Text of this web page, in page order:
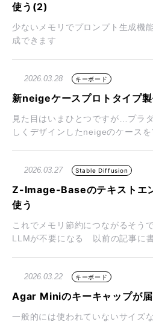
使う(2)
少ないメモリでプロンプト生成機
成できま
2026.03.28 キーボード
新neigeケースプロトタイプ
見た目はいまひとつですが…プラ
しくデザインしたneigeのケースを
2026.03.27 Stable Diffusion
Z-Image-Baseのテキストエ
使う
これでメモリ節約につながるそう
LLMが不要になる 以前の記事に
2026.03.22 キーボード
Agar Miniのキーキャップが
一般的には使われていないサイズ